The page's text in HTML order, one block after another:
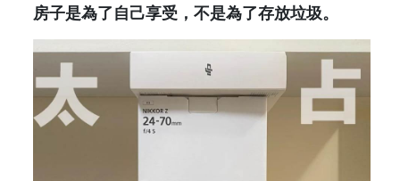
房子是為了自己享受，不是為了存放垃圾。